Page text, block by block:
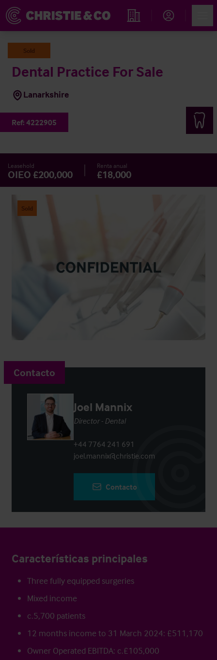
Propiedades
Sold
Dental Practice For Sale
Lanarkshire
Ref: 4222905
Leasehold
OIEO £200,000
Renta anual
£18,000
Sold
Contacto
Joel Mannix
Director - Dental
+44 7764 241 691
joel.mannix@christie.com
Contacto
Características principales
Three fully equipped surgeries
Mixed income
c.5,700 patients
12 months income to 31 March 2024: £511,170
Owner Operated EBITDA: c.£105,000